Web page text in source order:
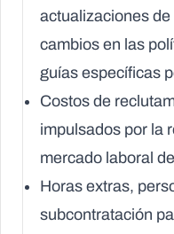
actualizaciones
cambios en las
guías específicas
Costos de
impulsados por la
mercado laboral
Horas extras,
subcontratación